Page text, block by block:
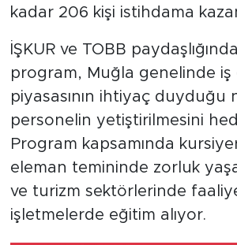
kadar 206 kişi istihdama
İŞKUR ve TOBB
program, Muğla genelinde iş
piyasasının ihtiyaç duyduğu
personelin yetiştirilmesini
Program kapsamında
eleman temininde zorluk
ve turizm sektörlerinde
işletmelerde eğitim alıyor.